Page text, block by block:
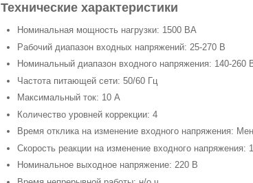
Технические характеристики
Номинальная мощность нагрузки: 1500 ВА
Рабочий диапазон входных напряжений: 25-270 В
Номинальный диапазон входного напряжения: 140-260
Частота питающей сети: 50/60 Гц
Максимальный ток: 10 А
Количество уровней коррекции: 4
Время отклика на изменение входного напряжения:
Скорость реакции на изменение входного напряжения:
Номинальное выходное напряжение: 220 В